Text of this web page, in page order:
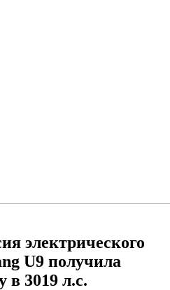
электрического
U9 получила
в 3019 л.с.